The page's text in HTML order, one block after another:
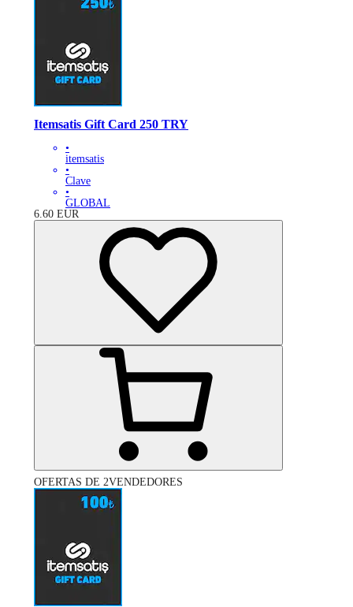
Itemsatis Gift Card 250 TRY
•
itemsatis
•
Clave
•
GLOBAL
6.60 EUR
OFERTAS DE 2VENDEDORES